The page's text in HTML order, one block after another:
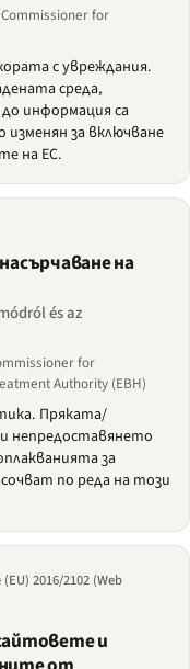
for
с увреждания.
среда,
информация са
за включване
на ЕС.
на
és az
for
Authority (EBH)
Пряката/
непредоставянето
за
по реда на този
2016/2102 (Web
и